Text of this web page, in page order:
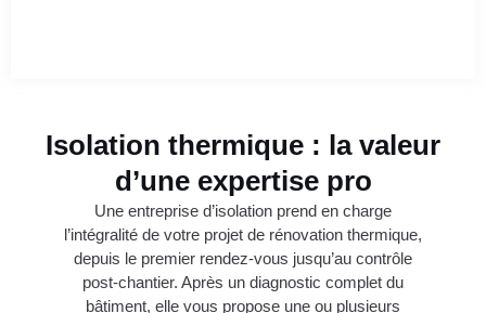
Isolation thermique : la valeur
d’une expertise pro
Une entreprise d’isolation prend en charge
l’intégralité de votre projet de rénovation thermique,
depuis le premier rendez-vous jusqu’au contrôle
post-chantier. Après un diagnostic complet du
bâtiment, elle vous propose une ou plusieurs